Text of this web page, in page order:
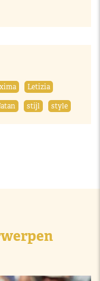
Letizia
stijl style